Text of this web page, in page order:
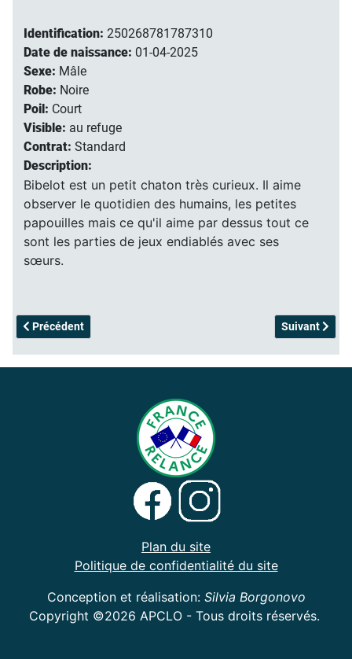
Identification: 250268781787310
Date de naissance: 01-04-2025
Sexe: Mâle
Robe: Noire
Poil: Court
Visible: au refuge
Contrat: Standard
Description:
Bibelot est un petit chaton très curieux. Il aime
observer le quotidien des humains, les petites
papouilles mais ce qu'il aime par dessus tout ce
sont les parties de jeux endiablés avec ses
sœurs.
Article précédent : Georgia-Adoptée
Précédent Article
Suivant
Plan du site
Politique de confidentialité du site
Conception et réalisation: Silvia Borgonovo
Copyright ©2026 APCLO - Tous droits réservés.